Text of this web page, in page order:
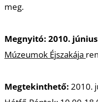
meg.
Megnyitó: 2010.
Múzeumok Éjszakája
Megtekinthető: 2010.